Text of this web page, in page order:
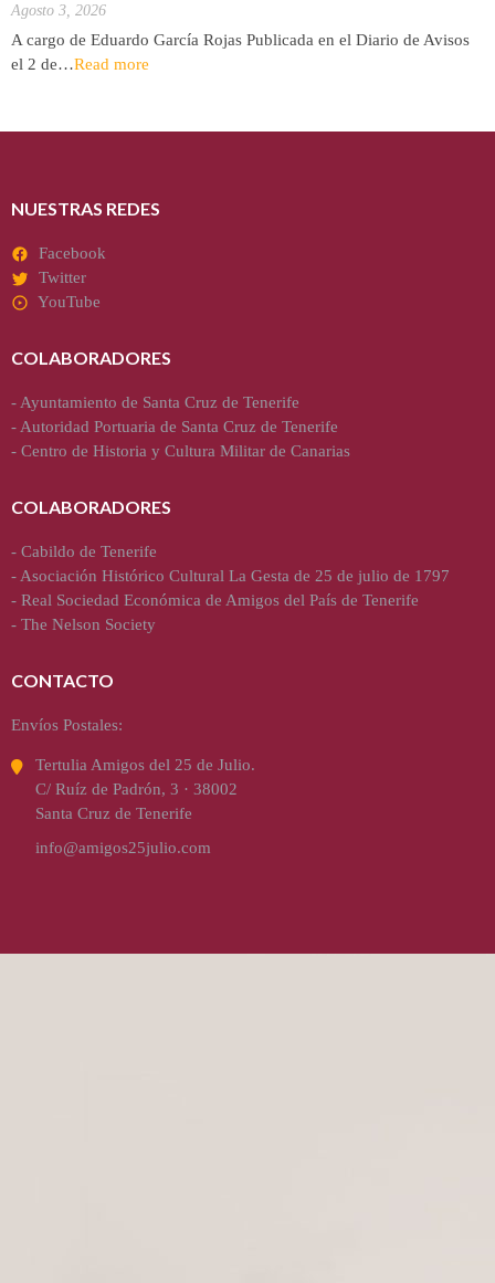
Agosto 3, 2026
A cargo de Eduardo García Rojas Publicada en el Diario de Avisos
el 2 de…Read more
NUESTRAS REDES
Facebook
Twitter
YouTube
COLABORADORES
- Ayuntamiento de Santa Cruz de Tenerife
- Autoridad Portuaria de Santa Cruz de Tenerife
- Centro de Historia y Cultura Militar de Canarias
COLABORADORES
- Cabildo de Tenerife
- Asociación Histórico Cultural La Gesta de 25 de julio de 1797
- Real Sociedad Económica de Amigos del País de Tenerife
- The Nelson Society
CONTACTO
Envíos Postales:
Tertulia Amigos del 25 de Julio.
C/ Ruíz de Padrón, 3 · 38002
Santa Cruz de Tenerife
info@amigos25julio.com